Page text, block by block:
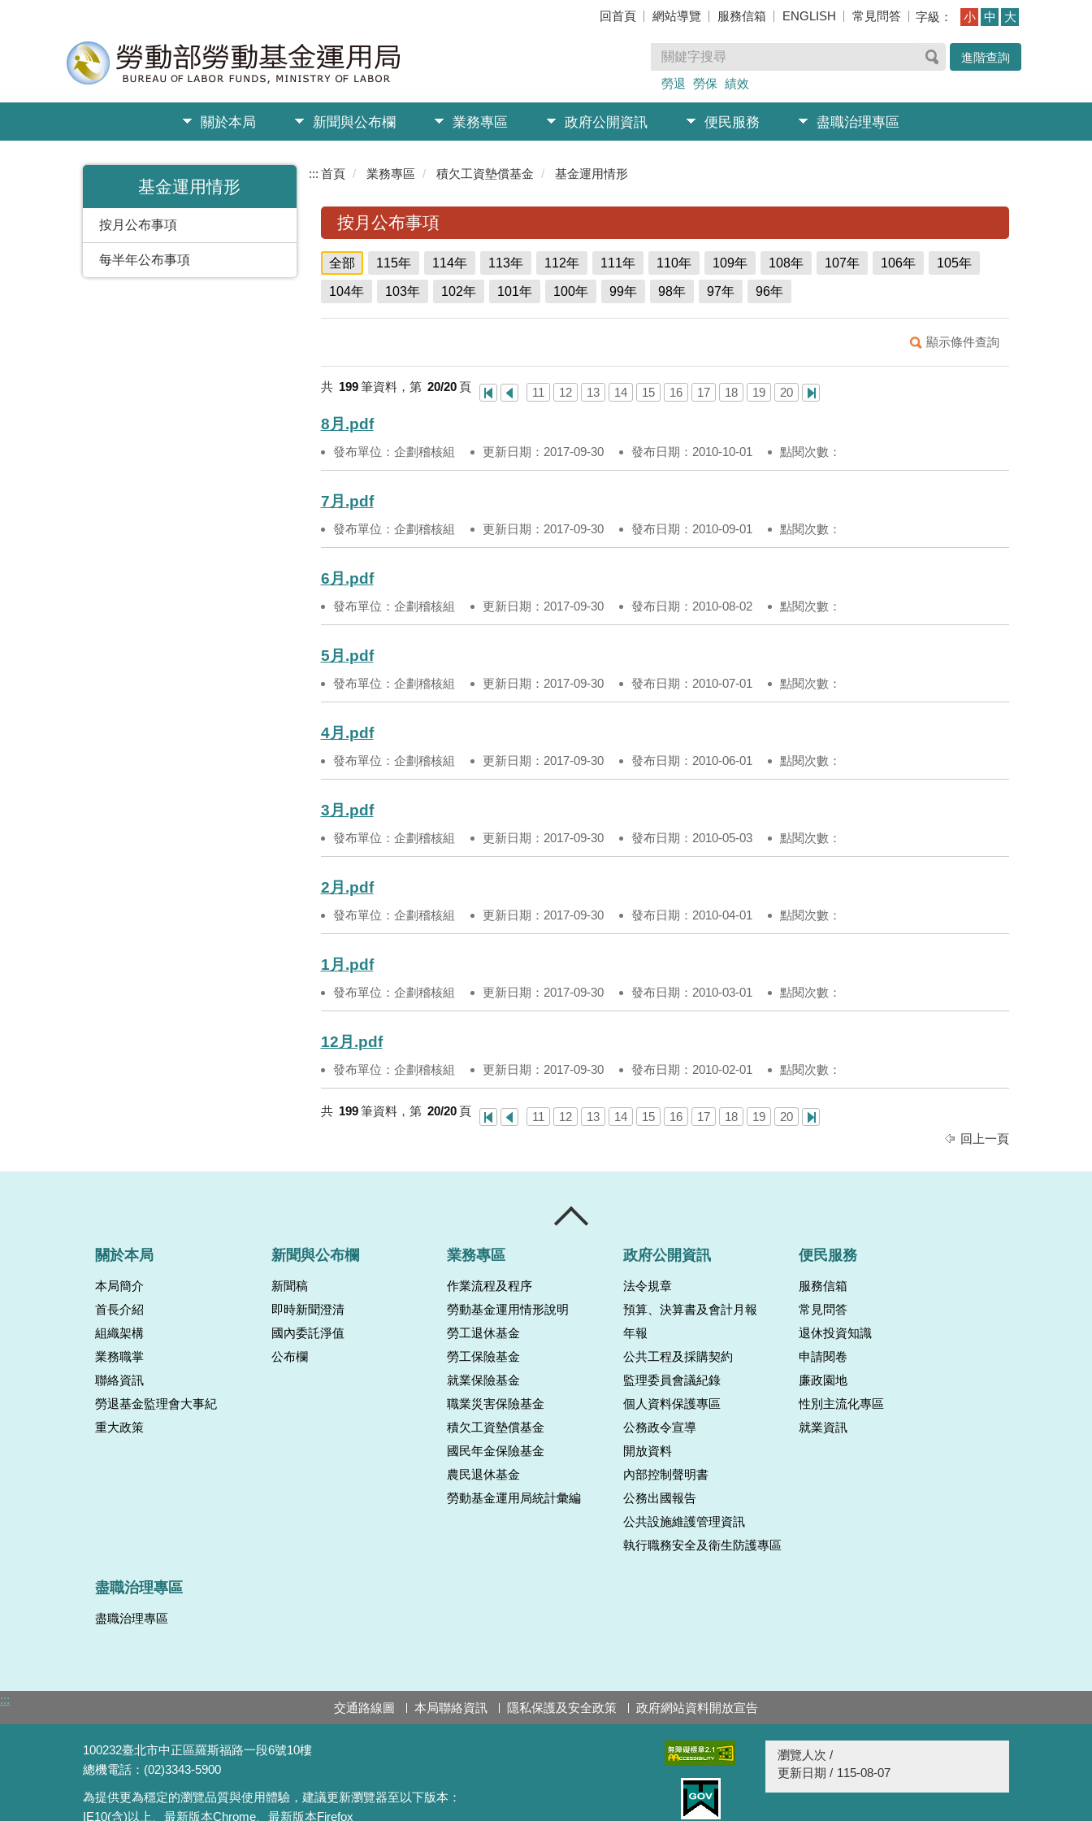
回首頁 網站導覽 服務信箱 ENGLISH 常見問答 字級： 小 中 大
進階查詢
勞退 勞保 績效
關於本局 新聞與公布欄 業務專區 政府公開資訊 便民服務 盡職治理專區
基金運用情形
按月公布事項
每半年公布事項
::: 首頁 業務專區 積欠工資墊償基金 基金運用情形
按月公布事項
全部 115年 114年 113年 112年 111年 110年 109年 108年 107年 106年 105年
104年 103年 102年 101年 100年 99年 98年 97年 96年
顯示條件查詢
共 199 筆資料，第 20/20 頁 11 12 13 14 15 16 17 18 19 20
8月.pdf
發布單位：企劃稽核組 更新日期：2017-09-30 發布日期：2010-10-01 點閱次數：
7月.pdf
發布單位：企劃稽核組 更新日期：2017-09-30 發布日期：2010-09-01 點閱次數：
6月.pdf
發布單位：企劃稽核組 更新日期：2017-09-30 發布日期：2010-08-02 點閱次數：
5月.pdf
發布單位：企劃稽核組 更新日期：2017-09-30 發布日期：2010-07-01 點閱次數：
4月.pdf
發布單位：企劃稽核組 更新日期：2017-09-30 發布日期：2010-06-01 點閱次數：
3月.pdf
發布單位：企劃稽核組 更新日期：2017-09-30 發布日期：2010-05-03 點閱次數：
2月.pdf
發布單位：企劃稽核組 更新日期：2017-09-30 發布日期：2010-04-01 點閱次數：
1月.pdf
發布單位：企劃稽核組 更新日期：2017-09-30 發布日期：2010-03-01 點閱次數：
12月.pdf
發布單位：企劃稽核組 更新日期：2017-09-30 發布日期：2010-02-01 點閱次數：
共 199 筆資料，第 20/20 頁 11 12 13 14 15 16 17 18 19
20
回上一頁
關於本局
本局簡介
首長介紹
組織架構
業務職掌
聯絡資訊
勞退基金監理會大事紀
重大政策
新聞與公布欄
新聞稿
即時新聞澄清
國內委託淨值
公布欄
業務專區
作業流程及程序
勞動基金運用情形說明
勞工退休基金
勞工保險基金
就業保險基金
職業災害保險基金
積欠工資墊償基金
國民年金保險基金
農民退休基金
勞動基金運用局統計彙編
政府公開資訊
法令規章
預算、決算書及會計月報
年報
公共工程及採購契約
監理委員會議紀錄
個人資料保護專區
公務政令宣導
開放資料
內部控制聲明書
公務出國報告
公共設施維護管理資訊
執行職務安全及衛生防護專區
便民服務
服務信箱
常見問答
退休投資知識
申請閱卷
廉政園地
性別主流化專區
就業資訊
盡職治理專區
盡職治理專區
:::
交通路線圖 本局聯絡資訊 隱私保護及安全政策 政府網站資料開放宣告
100232臺北市中正區羅斯福路一段6號10樓
總機電話：(02)3343-5900
為提供更為穩定的瀏覽品質與使用體驗，建議更新瀏覽器至以下版本：
IE10(含)以上、最新版本Chrome、最新版本Firefox
瀏覽人次 /
更新日期 / 115-08-07